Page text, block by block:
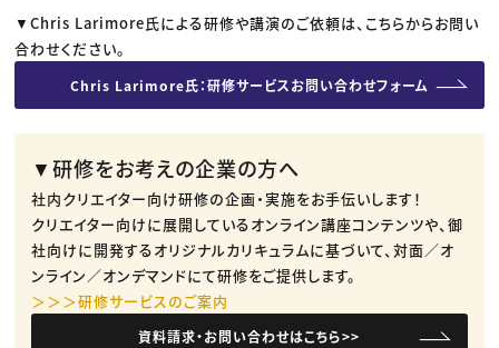
▼Chris Larimore氏による研修や講演のご依頼は、こちらからお問い
合わせください。
Chris Larimore氏：研修サービスお問い合わせフォーム
▼研修をお考えの企業の方へ
社内クリエイター向け研修の企画・実施をお手伝いします！
クリエイター向けに展開しているオンライン講座コンテンツや、御
社向けに開発するオリジナルカリキュラムに基づいて、対面／オ
ンライン／オンデマンドにて研修をご提供します。
＞＞＞研修サービスのご案内
資料請求・お問い合わせはこちら>>